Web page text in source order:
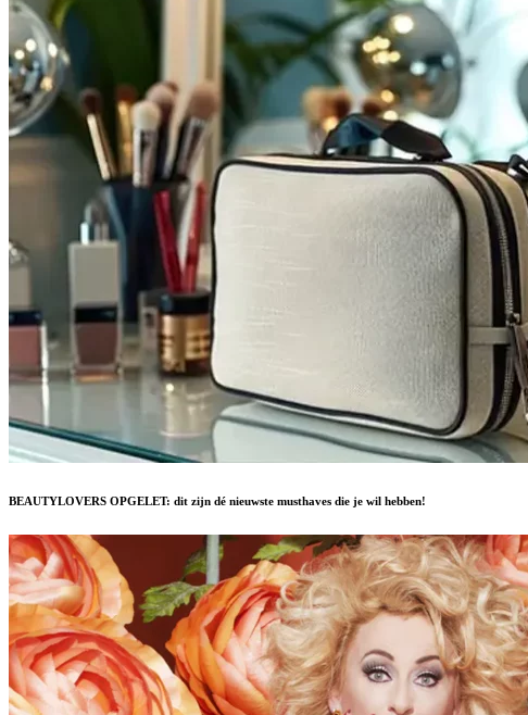
BEAUTYLOVERS OPGELET: dit zijn dé nieuwste musthaves die je wil hebben!